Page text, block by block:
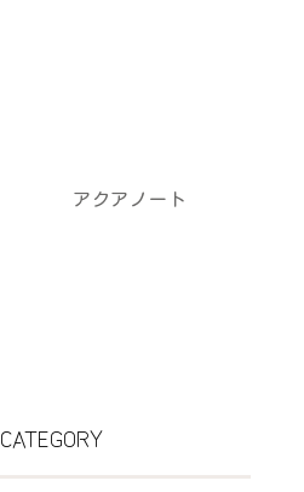
アクアノート
CATEGORY